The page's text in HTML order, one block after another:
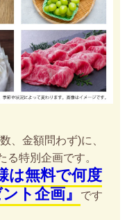
、金額問わず)に、
特別企画です。
は無料で何度
ト企画』
です